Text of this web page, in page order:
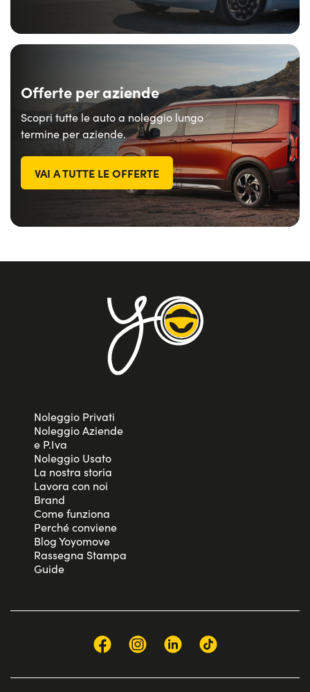
Offerte per aziende
Scopri tutte le auto a noleggio lungo
termine per aziende.
VAI A TUTTE LE OFFERTE
Noleggio Privati
Noleggio Aziende
e P.Iva
Noleggio Usato
La nostra storia
Lavora con noi
Brand
Come funziona
Perché conviene
Blog Yoyomove
Rassegna Stampa
Guide